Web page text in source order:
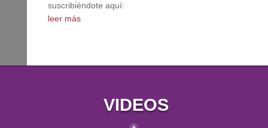
suscribiéndote aquí:
leer más
VIDEOS